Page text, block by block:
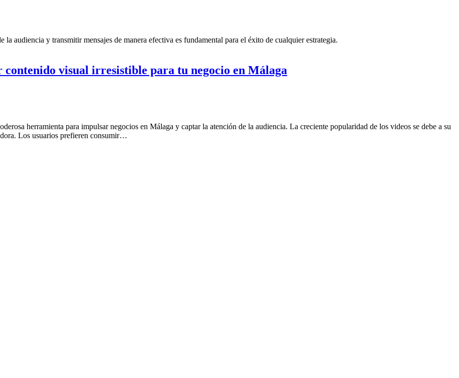
audiencia y transmitir mensajes de manera efectiva es fundamental para el éxito de cualquier estrategia.
visual irresistible para tu negocio en Málaga
herramienta para impulsar negocios en Málaga y captar la atención de la audiencia. La creciente popularidad de los videos se debe a su
Los usuarios prefieren consumir…